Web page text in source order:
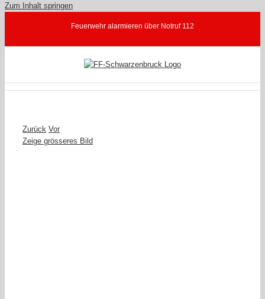
Zum Inhalt springen
Feuerwehr alarmieren über Notruf 112
Zurück Vor
Zeige grösseres Bild